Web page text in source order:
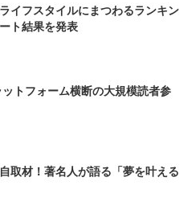
イフスタイルにまつわるランキン
ト結果を発表
トフォーム横断の大規模読者参
取材！著名人が語る「夢を叶える